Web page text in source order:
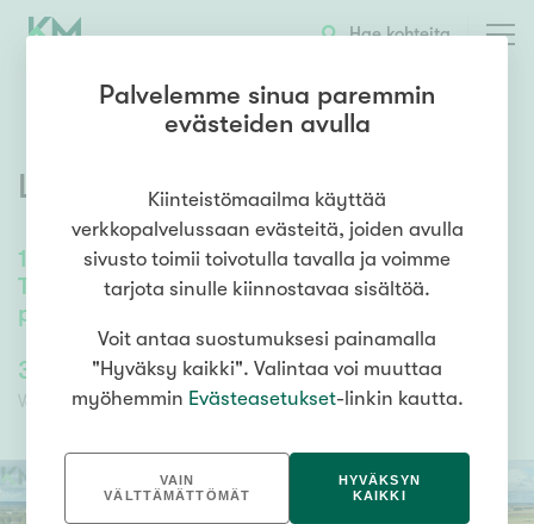
Hae kohteita
1015 m²/1015m²
Tuontantotilat, konttoritilat, sosiaalitilat ja
peltihalli
Lanssikuja 2,Ilmajoki
330 000,00 €
Velaton hinta
330 000,00 €
Myyntihinta
Palvelemme sinua paremmin
evästeiden avulla
Kiinteistömaailma käyttää
verkkopalvelussaan evästeitä, joiden avulla
sivusto toimii toivotulla tavalla ja voimme
tarjota sinulle kiinnostavaa sisältöä.
Voit antaa suostumuksesi painamalla
"Hyväksy kaikki". Valintaa voi muuttaa
myöhemmin Evästeasetukset-linkin kautta.
VAIN
VÄLTTÄMÄTTÖMÄT
HYVÄKSYN
KAIKKI